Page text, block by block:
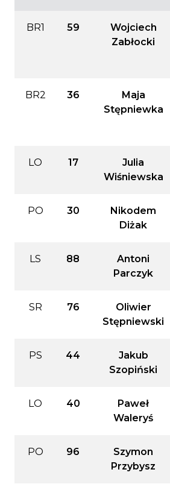
BR1 59
Wojciech
Zabłocki
BR2 36
Maja
Stępniewka
LO 17
Julia
Wiśniewska
PO 30
Nikodem
Diżak
LS 88
Antoni
Parczyk
SR 76
Oliwier
Stępniewski
PS 44
Jakub
Szopiński
LO 40
Paweł
Waleryś
PO 96
Szymon
Przybysz